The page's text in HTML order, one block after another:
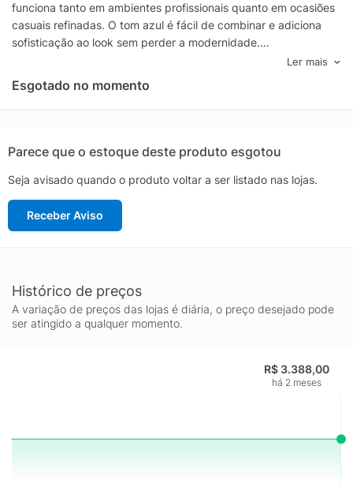
funciona tanto em ambientes profissionais quanto em ocasiões
casuais refinadas. O tom azul é fácil de combinar e adiciona
sofisticação ao look sem perder a modernidade.
Confeccionada com foco em acabamento e qualidade, essa
com camisas sociais, polos e blazers, ou ainda com tricôs e
roupa, perfeita para quem procura estilo atemporal, praticidade
e presença em qualquer ocasião.
Ler mais
Esgotado no momento
Parece que o estoque deste produto esgotou
Seja avisado quando o produto voltar a ser listado nas lojas.
Receber Aviso
Histórico de preços
A variação de preços das lojas é diária, o preço desejado pode
ser atingido a qualquer momento.
R$ 3.388,00
há 2 meses